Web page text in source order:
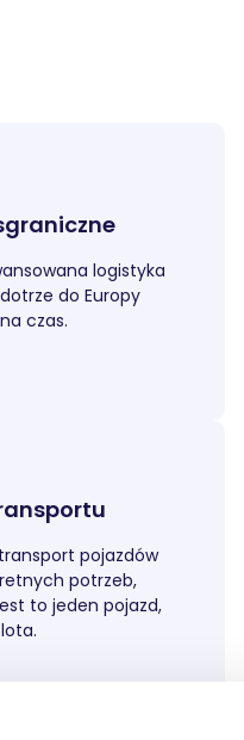
logistyka
do Europy
czas.
pojazdów
potrzeb,
to jeden pojazd,